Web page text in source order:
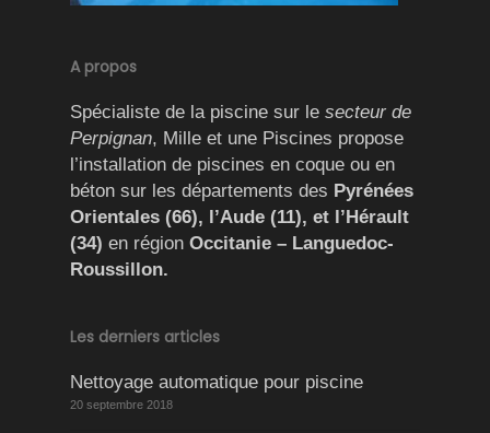
A propos
Spécialiste de la piscine sur le secteur de
Perpignan, Mille et une Piscines propose
l’installation de piscines en coque ou en
béton sur les départements des Pyrénées
Orientales (66), l’Aude (11), et l’Hérault
(34) en région Occitanie – Languedoc-
Roussillon.
Les derniers articles
Nettoyage automatique pour piscine
20 septembre 2018